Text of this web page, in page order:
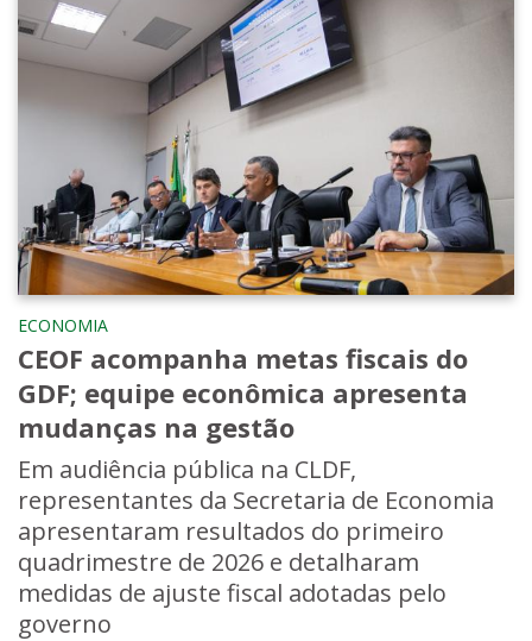
ECONOMIA
CEOF acompanha metas fiscais do
GDF; equipe econômica apresenta
mudanças na gestão
Em audiência pública na CLDF,
representantes da Secretaria de Economia
apresentaram resultados do primeiro
quadrimestre de 2026 e detalharam
medidas de ajuste fiscal adotadas pelo
governo